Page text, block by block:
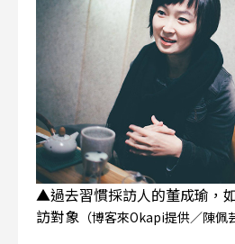
▲過去習慣採訪人的董成瑜，
訪對象 （博客來Okapi提供／陳佩